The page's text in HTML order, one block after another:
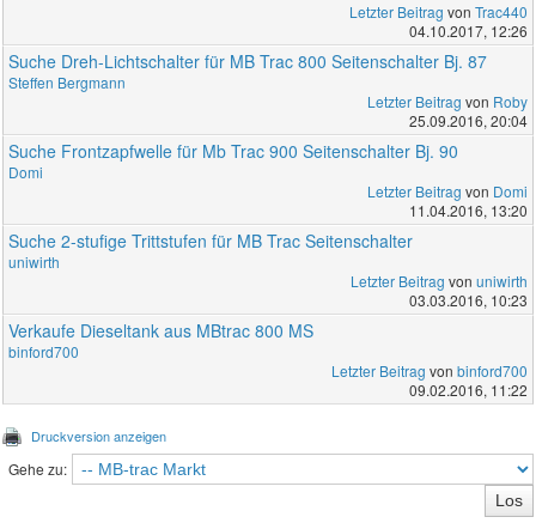
Letzter Beitrag von Trac440
04.10.2017, 12:26
Suche Dreh-Lichtschalter für MB Trac 800 Seitenschalter Bj. 87
Steffen Bergmann
Letzter Beitrag von Roby
25.09.2016, 20:04
Suche Frontzapfwelle für Mb Trac 900 Seitenschalter Bj. 90
Domi
Letzter Beitrag von Domi
11.04.2016, 13:20
Suche 2-stufige Trittstufen für MB Trac Seitenschalter
uniwirth
Letzter Beitrag von uniwirth
03.03.2016, 10:23
Verkaufe Dieseltank aus MBtrac 800 MS
binford700
Letzter Beitrag von binford700
09.02.2016, 11:22
Druckversion anzeigen
Gehe zu: